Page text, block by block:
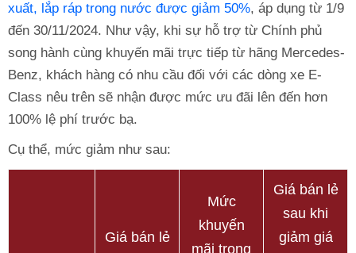
xuất, lắp ráp trong nước đ­­ược giảm 50%, áp dụng từ 1/9
đến 30/11/2024. Như vậy, khi sự hỗ trợ từ Chính phủ
song hành cùng khuyến mãi trực tiếp từ hãng Mercedes-
Benz, khách hàng có nhu cầu đối với các dòng xe E-
Class nêu trên sẽ nhận được mức ưu đãi lên đến hơn
100% lệ phí trước bạ.
Cụ thể, mức giảm như sau:
Giá bán lẻ
Mức
khuyến
mãi trong
Giá bán lẻ
sau khi
giảm giá